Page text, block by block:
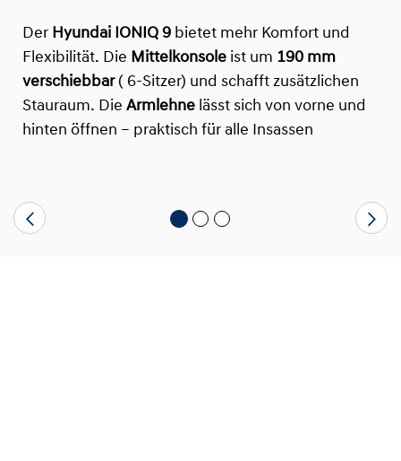
Der Hyundai IONIQ 9 bietet mehr Komfort und
Flexibilität. Die Mittelkonsole ist um 190 mm
verschiebbar( 6-Sitzer) und schafft zusätzlichen
Stauraum. Die Armlehne lässt sich von vorne und
hinten öffnen – praktisch für alle Insassen